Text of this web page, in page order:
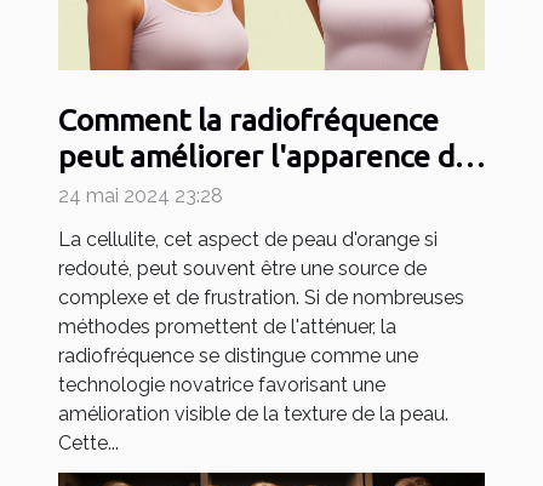
Comment la radiofréquence
peut améliorer l'apparence de
la cellulite et raffermir la peau
24 mai 2024 23:28
La cellulite, cet aspect de peau d'orange si
redouté, peut souvent être une source de
complexe et de frustration. Si de nombreuses
méthodes promettent de l'atténuer, la
radiofréquence se distingue comme une
technologie novatrice favorisant une
amélioration visible de la texture de la peau.
Cette...